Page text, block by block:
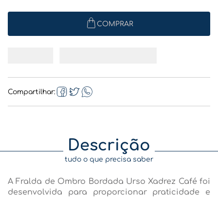
COMPRAR
Compartilhar
Descrição
tudo o que precisa saber
A Fralda de Ombro Bordada Urso Xadrez Café foi
desenvolvida para proporcionar praticidade e